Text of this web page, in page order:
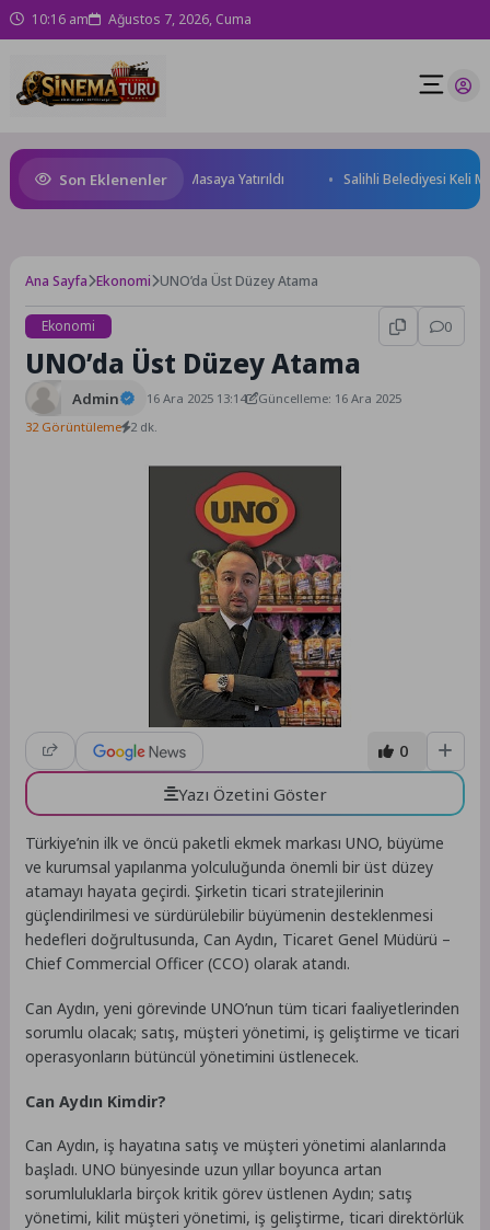
10:16 am Ağustos 7, 2026, Cuma
Son Eklenenler
ve Yatırım Potansiyeli Masaya Yatırıldı Salihli Belediyesi Keli
Ana Sayfa Ekonomi UNO’da Üst Düzey Atama
Ekonomi 0
UNO’da Üst Düzey Atama
Admin 16 Ara 2025 13:14
Güncelleme: 16 Ara 2025
32 Görüntüleme 2 dk.
0
Yazı Özetini Göster
Türkiye’nin ilk ve öncü paketli ekmek markası UNO, büyüme
ve kurumsal yapılanma yolculuğunda önemli bir üst düzey
atamayı hayata geçirdi. Şirketin ticari stratejilerinin
güçlendirilmesi ve sürdürülebilir büyümenin desteklenmesi
hedefleri doğrultusunda, Can Aydın, Ticaret Genel Müdürü –
Chief Commercial Officer (CCO) olarak atandı.
Can Aydın, yeni görevinde UNO’nun tüm ticari faaliyetlerinden
sorumlu olacak; satış, müşteri yönetimi, iş geliştirme ve ticari
operasyonların bütüncül yönetimini üstlenecek.
Can Aydın Kimdir?
Can Aydın, iş hayatına satış ve müşteri yönetimi alanlarında
başladı. UNO bünyesinde uzun yıllar boyunca artan
sorumluluklarla birçok kritik görev üstlenen Aydın; satış
yönetimi, kilit müşteri yönetimi, iş geliştirme, ticari direktörlük